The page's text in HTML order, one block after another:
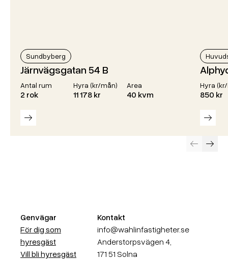
Sundbyberg
Järnvägsgatan 54 B
Antal rum
2 rok
Hyra (kr/mån)
11 178 kr
Area
40 kvm
Läs mer
Hyra
850 kr
Läs
Föregående
Genvägar
För dig som
hyresgäst
Vill bli hyresgäst
Kontakt
info@wahlinfastigheter.se
Anderstorpsvägen 4,
171 51 Solna